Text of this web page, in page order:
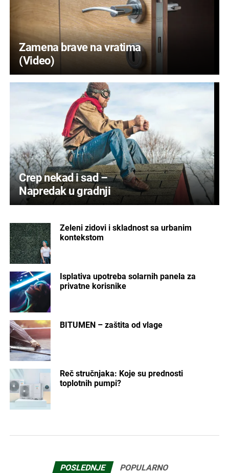
Zamena brave na vratima
(Video)
Crep nekad i sad –
Napredak u gradnji
Zeleni zidovi i skladnost sa urbanim
kontekstom
Isplativa upotreba solarnih panela za
privatne korisnike
BITUMEN – zaštita od vlage
Reč stručnjaka: Koje su prednosti
toplotnih pumpi?
POSLEDNJE POPULARNO